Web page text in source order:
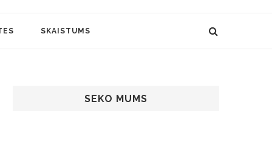
SKAISTUMS
SEKO MUMS